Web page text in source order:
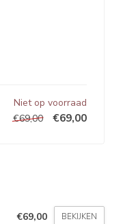
Niet op voorraad
€69,00
€69,00
€69,00 BEKIJKEN